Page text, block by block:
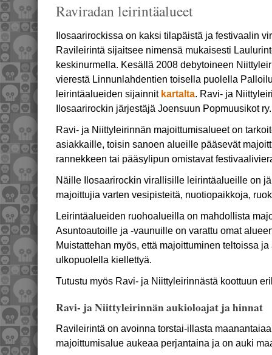
Raviradan leirintäalueet
Ilosaarirockissa on kaksi tilapäistä ja festivaalin
Ravileirintä sijaitsee nimensä mukaisesti
keskinurmella. Kesällä 2008 debytoineen
vierestä Linnunlahdentien toisella puolella
leirintäalueiden sijainnit kartalta. Ravi- ja
Ilosaarirockin järjestäjä Joensuun Popmuusikot ry.
Ravi- ja Niittyleirinnän majoittumisalueet on
asiakkaille, toisin sanoen alueille pääsevät
rannekkeen tai pääsylipun omistavat
Näille Ilosaarirockin virallisille leirintäalueille on
majoittujia varten vesipisteitä, nuotiopaikkoja,
Leirintäalueiden ruohoalueilla on mahdollista
Asuntoautoille ja -vaunuille on varattu omat
Muistattehan myös, että majoittuminen teltoissa
ulkopuolella kiellettyä.
Tutustu myös Ravi- ja Niittyleirinnästä koottuun
Ravi- ja Niittyleirinnän aukioloajat ja hinnat
Ravileirintä on avoinna torstai-illasta
majoittumisalue aukeaa perjantaina ja on auki